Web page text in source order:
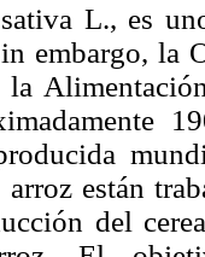
L., es
embargo, la
están
del